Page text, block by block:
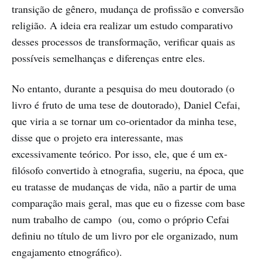
transição de gênero, mudança de profissão e conversão
religião. A ideia era realizar um estudo comparativo
desses processos de transformação, verificar quais as
possíveis semelhanças e diferenças entre eles.
No entanto, durante a pesquisa do meu doutorado (o
livro é fruto de uma tese de doutorado), Daniel Cefai,
que viria a se tornar um co-orientador da minha tese,
disse que o projeto era interessante, mas
excessivamente teórico. Por isso, ele, que é um ex-
filósofo convertido à etnografia, sugeriu, na época, que
eu tratasse de mudanças de vida, não a partir de uma
comparação mais geral, mas que eu o fizesse com base
num trabalho de campo (ou, como o próprio Cefai
definiu no título de um livro por ele organizado, num
engajamento etnográfico).